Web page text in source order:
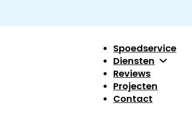
Spoedservice
Diensten
Reviews
Projecten
Contact